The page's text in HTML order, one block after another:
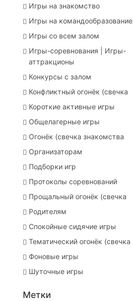
Игры на знакомство
Игры на командообразование
Игры со всем залом
Игры-соревнования | Игры-
аттракционы
Конкурсы с залом
Конфликтный огонёк (свечка
Короткие активные игры
Общелагерные игры
Огонёк (свечка знакомства
Организаторам
Подборки игр
Протоколы соревнований
Прощальный огонёк (свечка
Родителям
Спокойные сидячие игры
Тематический огонёк (свечка
Фоновые игры
Шуточные игры
Метки